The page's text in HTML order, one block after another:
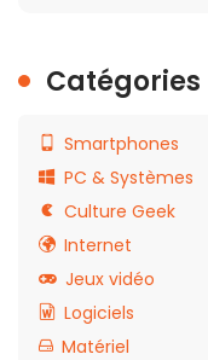
Catégories
Smartphones
PC & Systèmes
Culture Geek
Internet
Jeux vidéo
Logiciels
Matériel